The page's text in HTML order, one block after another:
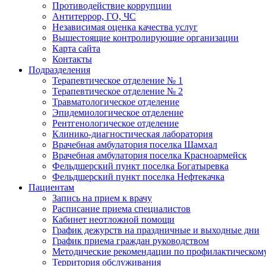
Противодействие коррупции
Антитеррор, ГО, ЧС
Независимая оценка качества услуг
Вышестоящие контролирующие организации
Карта сайта
Контакты
Подразделения
Терапевтическое отделение № 1
Терапевтическое отделение № 2
Травматологическое отделение
Эпидемиологическое отделение
Рентгенологическое отделение
Клинико-диагностическая лаборатория
Врачебная амбулатория поселка Шамхал
Врачебная амбулатория поселка Красноармейск
Фельдшерский пункт поселка Богатыревка
Фельдшерский пункт поселка Нефтекачка
Пациентам
Запись на прием к врачу
Расписание приема специалистов
Кабинет неотложной помощи
График дежурств на праздничные и выходные дни
График приема граждан руководством
Методические рекомендации по
Территория обслуживания